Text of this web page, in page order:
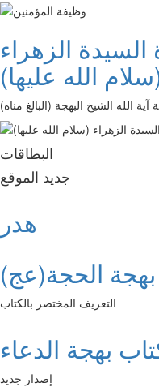
الزهراء
الله عليها)
الله الشيخ البهجة (البالغ مناه)
البطاقات
جديد الموقع
هدر
الحجة(عج)
التعريف المختصر بالكتاب
بهجة الدعاء
إصدار جديد